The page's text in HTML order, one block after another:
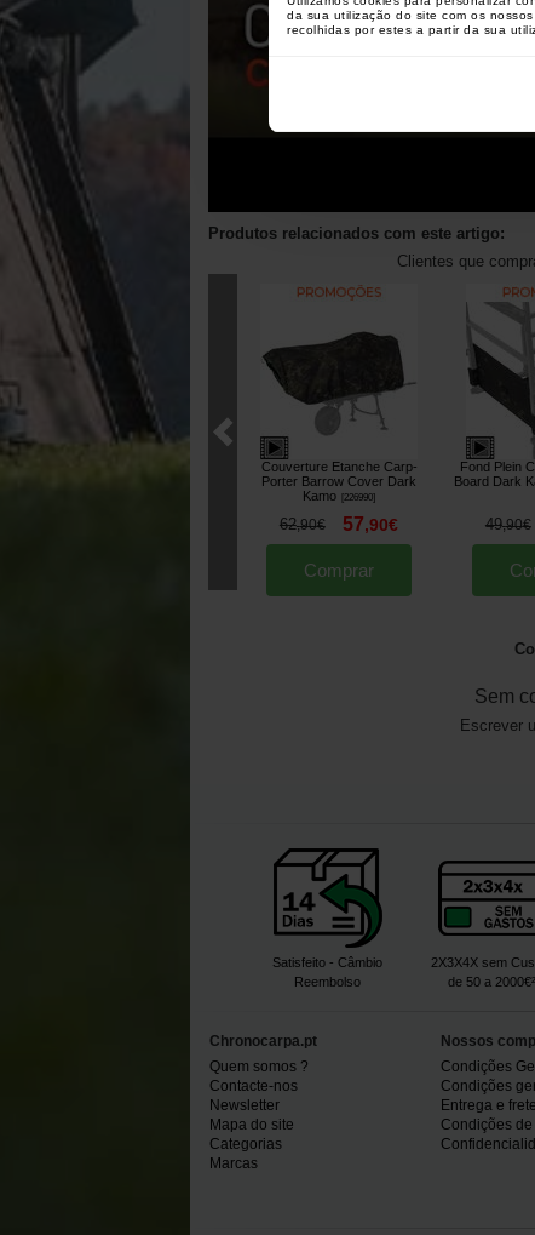
da sua utilização do site com os
recolhidas por estes a partir da sua
Produtos relacionados com este artigo:
Clientes que
Couverture Etanche Carp-
Porter Barrow Cover Dark
Kamo
226990]
62,90€ 57,90€
Comprar
Fond Plein
Board Dark
49,90€
Sem
Escrever
Satisfeito - Câmbio
Reembolso
2X3X4X sem
de 50 a 2000€²
Chronocarpa.pt
Quem somos ?
Contacte-nos
Newsletter
Mapa do site
Categorias
Marcas
Nossos
Condições
Condições
Entrega e frete
Condições